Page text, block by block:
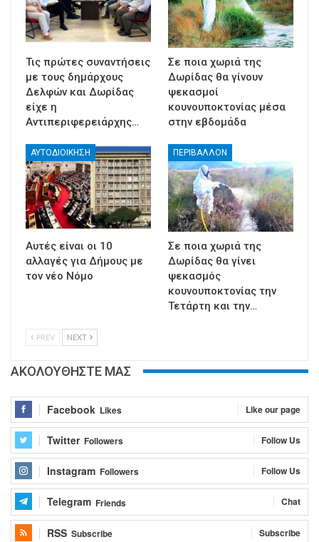
Τις πρώτες συναντήσεις
με τους δημάρχους
Δελφών και Δωρίδας
είχε η
Αντιπεριφερειάρχης…
Σε ποια χωριά της
Δωρίδας θα γίνουν
ψεκασμοί
κουνουποκτονίας μέσα
στην εβδομάδα
ΑΥΤΟΔΙΟΙΚΗΣΗ
Αυτές είναι οι 10
αλλαγές για Δήμους με
τον νέο Νόμο
ΠΕΡΙΒΑΛΛΟΝ
Σε ποια χωριά της
Δωρίδας θα γίνει
ψεκασμός
κουνουποκτονίας την
Τετάρτη και την…
PREV NEXT
ΑΚΟΛΟΥΘΗΣΤΕ ΜΑΣ
Facebook Likes Like our page
Twitter Followers Follow Us
Instagram Followers Follow Us
Telegram Friends Chat
RSS Subscribe Subscribe